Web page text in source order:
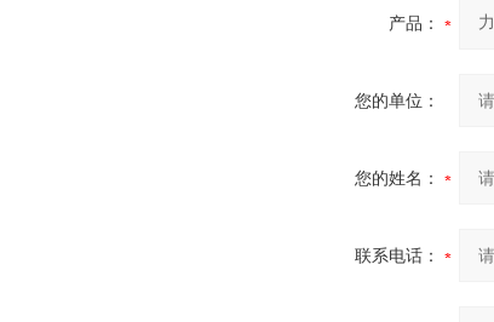
产品：
您的单位：
您的姓名：
联系电话：